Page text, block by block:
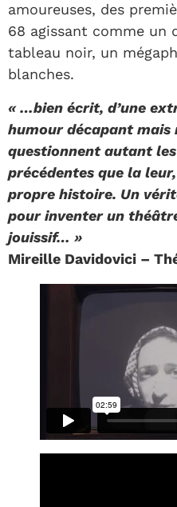
amoureuses, des
68 agissant comme un
tableau noir, un
blanches.
« …bien écrit, d’une
humour décapant mais
questionnent autant
précédentes que la
propre histoire. Un
pour inventer un
jouissif… »
Mireille Davidovici –